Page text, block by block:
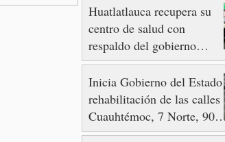
Huatlatlauca recupera su
centro de salud con
respaldo del gobierno
estatal
Inicia Gobierno del Estado
rehabilitación de las calles
Cuauhtémoc, 7 Norte, 90 y
88 Poniente